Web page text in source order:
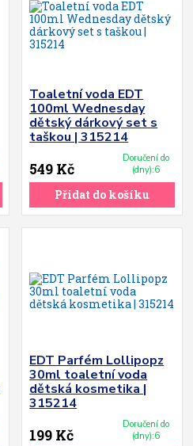
Toaletní voda EDT
100ml Wednesday
dětský dárkový set s
taškou | 315214
549 Kč
Doručení do
(dny):6
Přidat do košíku
EDT Parfém Lollipopz
30ml toaletní voda
dětská kosmetika |
315214
199 Kč
Doručení do
(dny):6